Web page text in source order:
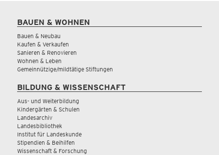
BAUEN & WOHNEN
Bauen & Neubau
Kaufen & Verkaufen
Sanieren & Renovieren
Wohnen & Leben
Gemeinnützige/mildtätige Stiftungen
BILDUNG & WISSENSCHAFT
Aus- und Weiterbildung
Kindergärten & Schulen
Landesarchiv
Landesbibliothek
Institut für Landeskunde
Stipendien & Beihilfen
Wissenschaft & Forschung